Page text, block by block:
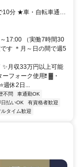
10分 ★車・自転車通勤
17:00 （実働7時間30
す ＊月～日の間で週5
月収33万円以上可能
フォーク使用❗ ▓・
週休2日...
不問
車通勤OK
日払いOK
有資格者歓迎
ルタイム歓迎